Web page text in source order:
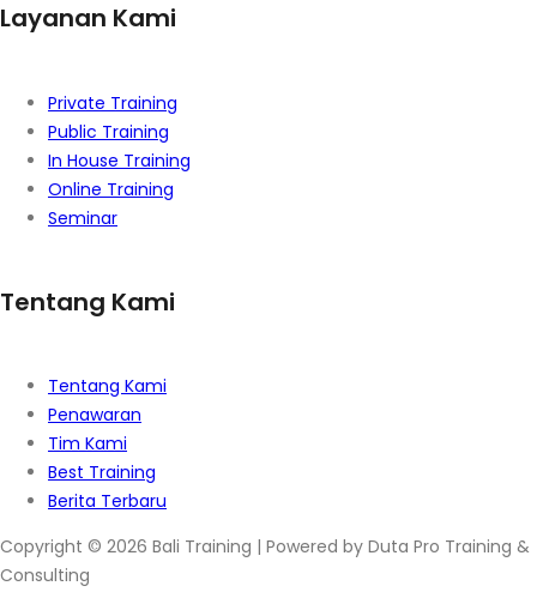
Layanan Kami
Private Training
Public Training
In House Training
Online Training
Seminar
Tentang Kami
Tentang Kami
Penawaran
Tim Kami
Best Training
Berita Terbaru
Copyright © 2026 Bali Training | Powered by Duta Pro Training &
Consulting